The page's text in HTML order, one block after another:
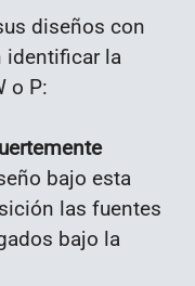
diseños con
identificar la
o P:
bajo esta
las fuentes
bajo la